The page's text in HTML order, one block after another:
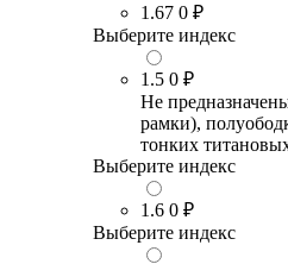
1.67 0 ₽
Выберите индекс
1.5 0 ₽
Не
рамки),
тонких
Выберите индекс
1.6 0 ₽
Выберите индекс